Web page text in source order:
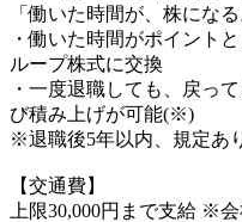
「働いた時間が、株になる
・働いた時間がポイント
ループ株式に交換
・一度退職しても、戻っ
び積み上げが可能(※)
※退職後5年以内、規定あ
【交通費】
上限30,000円まで支給 ※